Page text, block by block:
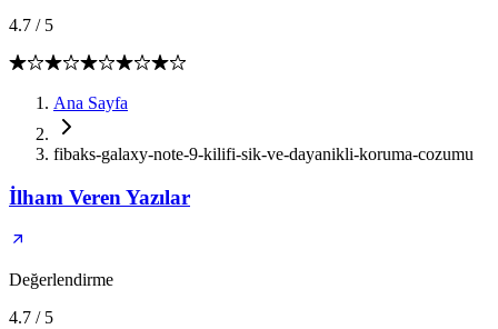
4.7 / 5
Ana Sayfa
fibaks-galaxy-note-9-kilifi-sik-ve-dayanikli-koruma-cozumu
İlham Veren Yazılar
Değerlendirme
4.7 / 5